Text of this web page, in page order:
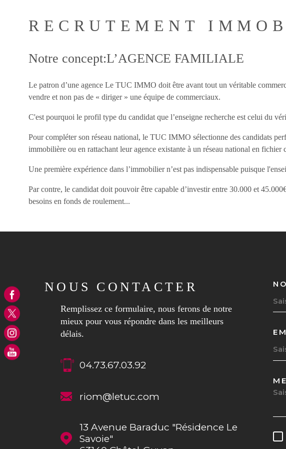
RECRUTEMENT
Notre concept:L’AGENCE FAMILIALE
Le patron d’une agence Le TUC IMMO doit être avant tout un véritable
vendre et non pas de « diriger » une équipe de commerciaux.
C'est pourquoi le profil type du candidat que l’enseigne recherche est celui du
Pour compléter son réseau national, le TUC IMMO sélectionne des candidats
immobilière ou en rattachant leur agence existante à un réseau national en fichier
Une première expérience dans l’immobilier n’est pas indispensable puisque
Par contre, le candidat doit pouvoir être capable d’investir entre 30.000 et
besoins en fonds de roulement...
NOUS CONTACTER
Remplissez ce formulaire, nous ferons de notre
mieux pour vous répondre dans les meilleurs
délais.
04.73.67.03.92
riom@letuc.com
13 Avenue Baraduc "Résidence Le
Savoie"